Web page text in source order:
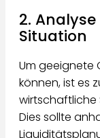
2.
Situation
Um geeignete
können, ist es
wirtschaftliche
Dies sollte